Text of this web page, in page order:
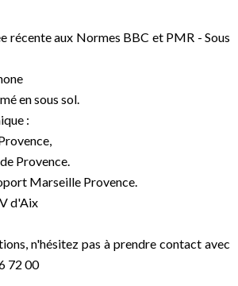
récente aux Normes BBC et PMR - Sous
en sous sol.
:
Provence.
Marseille Provence.
d'Aix
n'hésitez pas à prendre contact avec
72 00